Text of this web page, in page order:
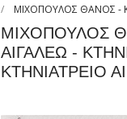
ΜΙΧΟΠΟΥΛΟΣ ΘΑΝΟΣ -
ΜΙΧΟΠΟΥΛΟΣ
ΑΙΓΑΛΕΩ -
ΚΤΗΝΙΑΤΡΕΙΟ